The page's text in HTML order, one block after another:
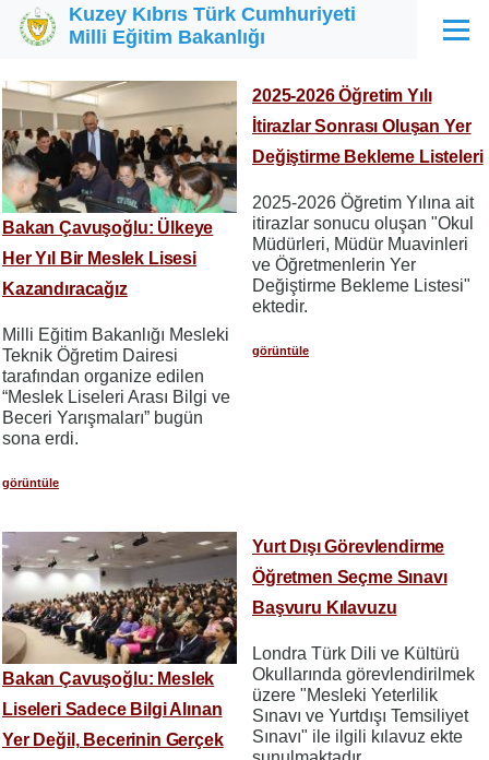
Ana içeriğe atla
Kuzey Kıbrıs Türk Cumhuriyeti
Milli Eğitim Bakanlığı
Menü
Bakan Çavuşoğlu: Ülkeye
Her Yıl Bir Meslek Lisesi
Kazandıracağız
Milli Eğitim Bakanlığı Mesleki
Teknik Öğretim Dairesi
tarafından organize edilen
“Meslek Liseleri Arası Bilgi ve
Beceri Yarışmaları” bugün
sona erdi.
görüntüle
2025-2026 Öğretim Yılı
İtirazlar Sonrası Oluşan Yer
Değiştirme Bekleme Listeleri
2025-2026 Öğretim Yılına ait
itirazlar sonucu oluşan "Okul
Müdürleri, Müdür Muavinleri
ve Öğretmenlerin Yer
Değiştirme Bekleme Listesi"
ektedir.
görüntüle
Bakan Çavuşoğlu: Meslek
Liseleri Sadece Bilgi Alınan
Yer Değil, Becerinin Gerçek
Yurt Dışı Görevlendirme
Öğretmen Seçme Sınavı
Başvuru Kılavuzu
Londra Türk Dili ve Kültürü
Okullarında görevlendirilmek
üzere "Mesleki Yeterlilik
Sınavı ve Yurtdışı Temsiliyet
Sınavı" ile ilgili kılavuz ekte